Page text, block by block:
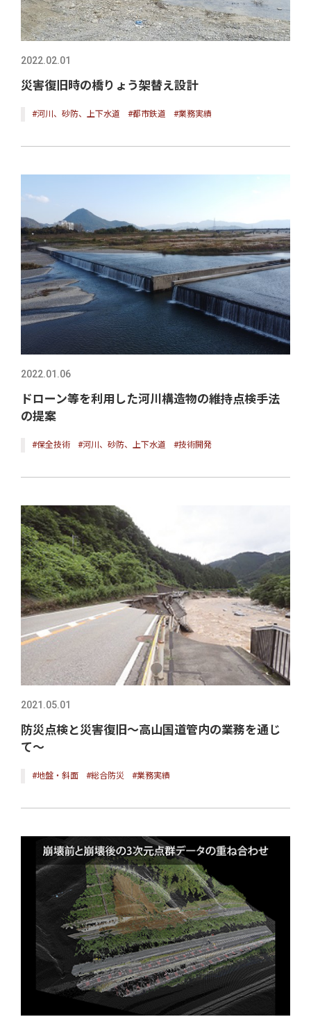
2022.02.01
災害復旧時の橋りょう架替え設計
#河川、砂防、上下水道 #都市鉄道 #業務実績
2022.01.06
ドローン等を利用した河川構造物の維持点検手法
の提案
#保全技術 #河川、砂防、上下水道 #技術開発
2021.05.01
防災点検と災害復旧～高山国道管内の業務を通じ
て～
#地盤・斜面 #総合防災 #業務実績